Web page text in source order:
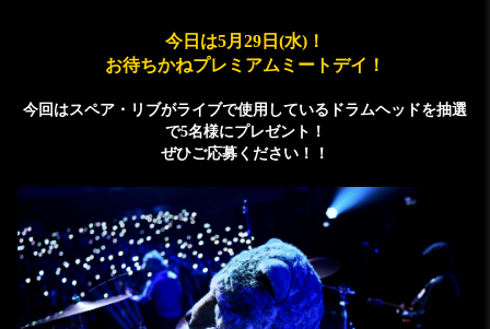
今日は5月29日(水)！
お待ちかねプレミアムミートデイ！
今回はスペア・リブがライブで使用しているドラムヘッドを抽選
で5名様にプレゼント！
ぜひご応募ください！！